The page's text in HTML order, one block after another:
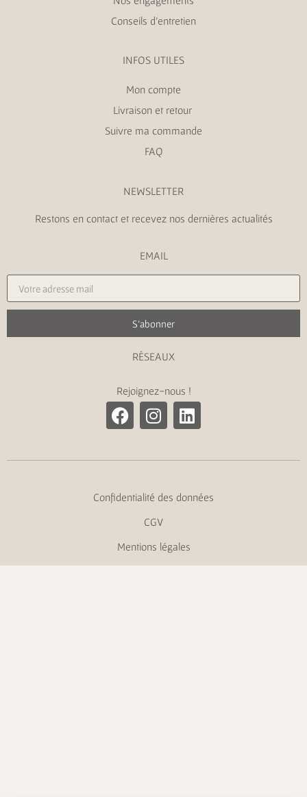
Conseils d’entretien
INFOS UTILES
Mon compte
Livraison et retour
Suivre ma commande
FAQ
NEWSLETTER
Restons en contact et recevez nos dernières actualités
EMAIL
S'abonner
RÉSEAUX
Rejoignez-nous !
Confidentialité des données
CGV
Mentions légales